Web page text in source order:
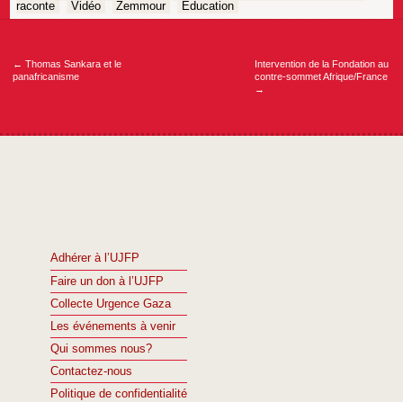
raconte
Vidéo Zemmour Éducation
Navigation
← Thomas Sankara et le
panafricanisme
Intervention de la Fondation au
contre-sommet Afrique/France
→
Adhérer à l’UJFP
Faire un don à l’UJFP
Collecte Urgence Gaza
Les événements à venir
Qui sommes nous?
Contactez-nous
Politique de confidentialité